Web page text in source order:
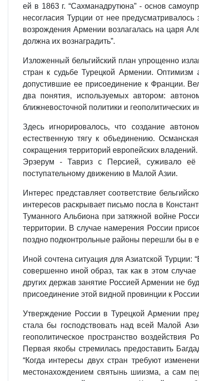
ей в 1863 г. “Сахманадрутюна” - основ
несогласия Турции от нее
возрождения Армении возлагалась на царя
должна их вознаградить”.
Изложенный бельгийский план упрощенно
стран к судьбе Турецкой Армении. Оптимизм
допустившие еe присоединение к Франции.
два понятия, используемых автором:
ближневосточной политики и геополитических
Здесь игнорировалось, что создание
естественную тягу к объединению.
сокращения территорий европейских
Эрзерум - Тавриз с Персией, суживало её
поступательному движению в Малой Азии.
Интерес представляет соответствие
интересов раскрывает письмо посла в
Туманного Альбиона при затяжной войне
территории. В случае намерения России
поздно подконтрольные районы перешли бы в
Иной сочтена ситуация для Азиатской Турции:
совершенно иной образ, так как в этом
других держав занятие Россией Армении не
присоединение этой видной провинции к
Утверждение России в Турецкой Армении
стала бы господствовать над всей Малой
геополитическое пространство
Первая якобы стремилась предоставить
“Когда интересы двух стран требуют
местонахождением святынь шиизма, а сам